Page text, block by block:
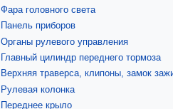
Фара головного света
Панель приборов
Органы рулевого управления
Главный цилиндр переднего тормоза
Верхняя траверса, клипоны, замок
Рулевая колонка
Переднее крыло